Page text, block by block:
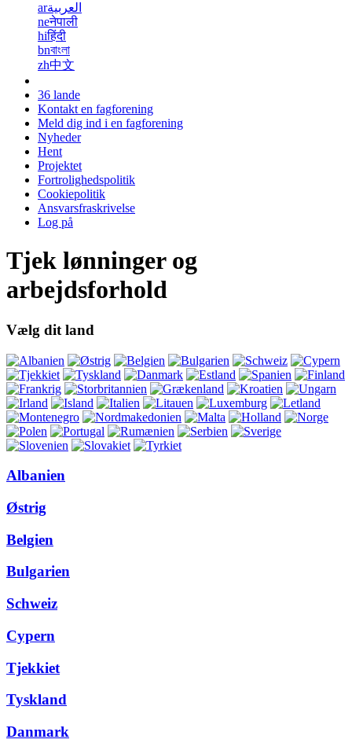
arالعربية
neनेपाली
hiहिंदी
bnবাংলা
zh中文
36 lande
Kontakt en fagforening
Meld dig ind i en fagforening
Nyheder
Hent
Projektet
Fortrolighedspolitik
Cookiepolitik
Ansvarsfraskrivelse
Log på
Tjek lønninger og
arbejdsforhold
Vælg dit land
Albanien
Østrig
Belgien
Bulgarien
Schweiz
Cypern
Tjekkiet
Tyskland
Danmark